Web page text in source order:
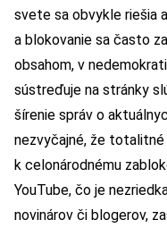
svete sa obvykle riešia
a blokovanie sa často
obsahom, v
sústreďuje na stránky
šírenie správ o
nezvyčajné, že
k celonárodnému
YouTube, čo je
novinárov či blogerov,